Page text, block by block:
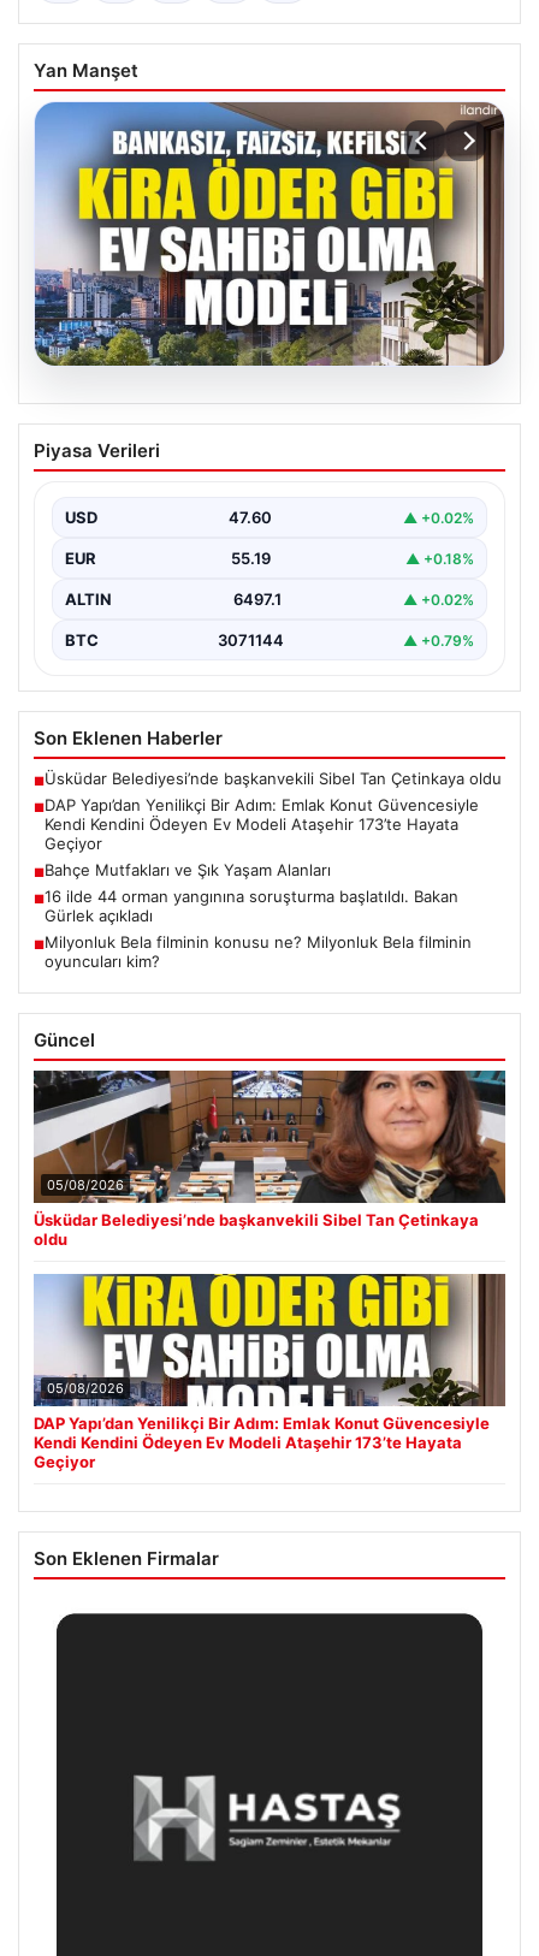
Yan Manşet
05.08.2026
DAP Yapı’dan Yenilikçi Bir Adım: Emlak
Konut Güvencesiyle Kendi Kendini
Hayata Geçiyor
Gayrimenkul sektöründe prestijli ve yenilikçi
projeleriyle tanınan DAP Gayrimenkul Geliştirme, dikkat
çekici bir adım…
Piyasa Verileri
USD 47.60 ▲ +0.02%
EUR 55.19 ▲ +0.18%
ALTIN 6497.1 ▲ +0.02%
BTC 3071144 ▲ +0.79%
Son Eklenen Haberler
■Üsküdar Belediyesi’nde başkanvekili Sibel Tan Çetinkaya oldu
■DAP Yapı’dan Yenilikçi Bir Adım: Emlak Konut Güvencesiyle
Kendi Kendini Ödeyen Ev Modeli Ataşehir 173’te Hayata
Geçiyor
■Bahçe Mutfakları ve Şık Yaşam Alanları
■16 ilde 44 orman yangınına soruşturma başlatıldı. Bakan
Gürlek açıkladı
■Milyonluk Bela filminin konusu ne? Milyonluk Bela filminin
oyuncuları kim?
Güncel
05/08/2026
Üsküdar Belediyesi’nde başkanvekili Sibel Tan Çetinkaya
oldu
05/08/2026
DAP Yapı’dan Yenilikçi Bir Adım: Emlak Konut Güvencesiyle
Kendi Kendini Ödeyen Ev Modeli Ataşehir 173’te Hayata
Geçiyor
Son Eklenen Firmalar